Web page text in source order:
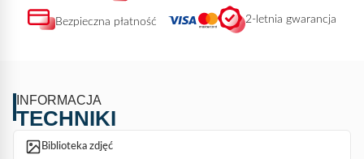
Bezpieczna płatność 2-letnia gwarancja
INFORMACJA
TECHNIKI
Biblioteka zdjęć